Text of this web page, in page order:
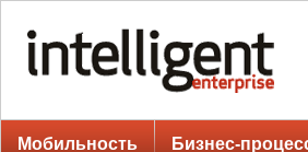
Мобильность Бизнес-